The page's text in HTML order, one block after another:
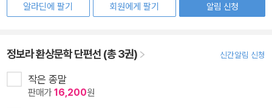
알라딘에 팔기
회원에게 팔기
알림 신청
정보라 환상문학 단편선 (총 3권) 신간알림 신청
작은 종말
판매가16,200원